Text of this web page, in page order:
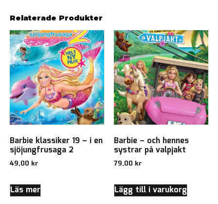
Relaterade Produkter
Barbie klassiker 19 – i en
sjöjungfrusaga 2
49,00 kr
Läs mer
Barbie – och hennes
systrar på valpjakt
79,00 kr
Lägg till i varukorg